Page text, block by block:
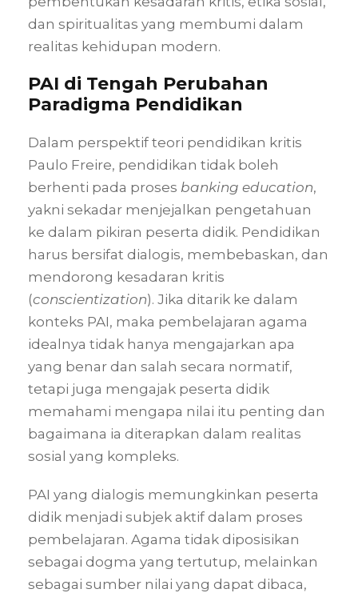
dan spiritualitas yang membumi dalam
realitas kehidupan modern.
PAI di Tengah Perubahan
Paradigma Pendidikan
Dalam perspektif teori pendidikan kritis
Paulo Freire, pendidikan tidak boleh
berhenti pada proses banking education,
yakni sekadar menjejalkan pengetahuan
ke dalam pikiran peserta didik. Pendidikan
harus bersifat dialogis, membebaskan, dan
mendorong kesadaran kritis
(conscientization). Jika ditarik ke dalam
konteks PAI, maka pembelajaran agama
idealnya tidak hanya mengajarkan apa
yang benar dan salah secara normatif,
tetapi juga mengajak peserta didik
memahami mengapa nilai itu penting dan
bagaimana ia diterapkan dalam realitas
sosial yang kompleks.
PAI yang dialogis memungkinkan peserta
didik menjadi subjek aktif dalam proses
pembelajaran. Agama tidak diposisikan
sebagai dogma yang tertutup, melainkan
sebagai sumber nilai yang dapat dibaca,